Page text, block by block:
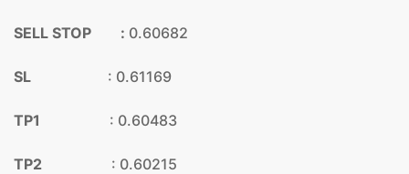
SELL STOP : 0.60682
SL : 0.61169
TP1 : 0.60483
TP2 : 0.60215